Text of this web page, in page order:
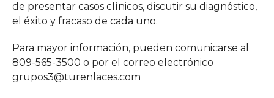
de presentar casos clínicos, discutir su diagnóstico,
el éxito y fracaso de cada uno.
Para mayor información, pueden comunicarse al
809-565-3500 o por el correo electrónico
grupos3@turenlaces.com